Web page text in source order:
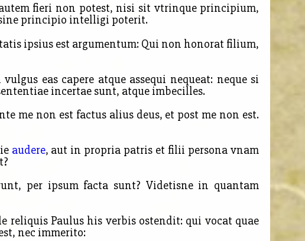
fieri non potest, nisi sit vtrinque principium,
sine principio intelligi poterit.
ipsius est argumentum: Qui non honorat filium,
eas capere atque assequi nequeat: neque si
incertae sunt, atque imbecilles.
me non est factus alius deus, et post me non est.
audere, aut in propria patris et filii persona vnam
per ipsum facta sunt? Videtisne in quantam
reliquis Paulus his verbis ostendit: qui vocat quae
nec immerito: